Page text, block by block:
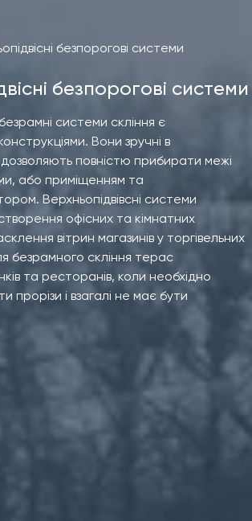
безпорогові системи
безпорогові системи
системи скління є
Вони зручні в
дозволяють повністю прибирати межі
або приміщенням та
Верхньопідвівсні системи
офісних та кімнатних
вітрин магазинів у торгівельних
безрамного скління терас
та ресторанів, коли необхідно
прорізи і взагалі не має бути